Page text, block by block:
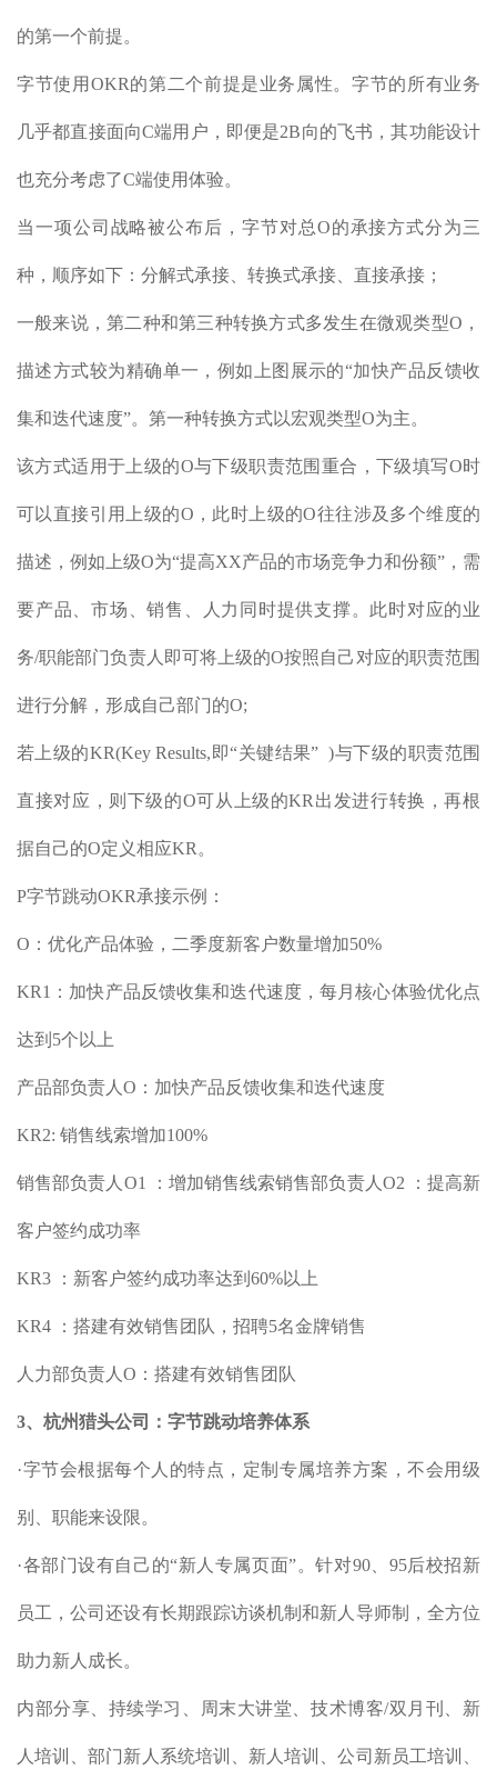
的第一个前提。
字节使用OKR的第二个前提是业务属性。字节的所有业务
几乎都直接面向C端用户，即便是2B向的飞书，其功能设计
也充分考虑了C端使用体验。
当一项公司战略被公布后，字节对总O的承接方式分为三
种，顺序如下： 分解式承接、转换式承接、直接承接；
一般来说，第二种和第三种转换方式多发生在微观类型O，
描述方式较为精确单一，例如上图展示的“加快产品反馈收
集和迭代速度”。第一种转换方式以宏观类型O为主。
该方式适用于上级的O与下级职责范围重合，下级填写O时
可以直接引用上级的O ，此时上级的O往往涉及多个维度的
描述，例如上级O为“提高XX产品的市场竞争力和份额”，需
要产品、市场、销售、人力同时提供支撑。此时对应的业
务/职能部门负责人即可将上级的O按照自己对应的职责范围
进行分解，形成自己部门的O;
若上级的KR(Key Results,即“关键结果” )与下级的职责范围
直接对应，则下级的O可从上级的KR出发进行转换，再根
据自己的O定义相应KR 。
P字节跳动OKR承接示例 ：
O：优化产品体验，二季度新客户数量增加50%
KR1：加快产品反馈收集和迭代速度，每月核心体验优化点
达到5个以上
产品部负责人O：加快产品反馈收集和迭代速度
KR2: 销售线索增加100%
销售部负责人O1 ：增加销售线索销售部负责人O2 ：提高新
客户签约成功率
KR3 ：新客户签约成功率达到60%以上
KR4 ：搭建有效销售团队，招聘5名金牌销售
人力部负责人O：搭建有效销售团队
3、杭州猎头公司：字节跳动培养体系
·字节会根据每个人的特点，定制专属培养方案，不会用级
别、职能来设限。
·各部门设有自己的“新人专属页面”。针对90、95后校招新
员工，公司还设有长期跟踪访谈机制和新人导师制，全方位
助力新人成长。
内部分享、持续学习、周末大讲堂、技术博客/双月刊 、新
人培训、部门新人系统培训、新人培训、公司新员工培训、